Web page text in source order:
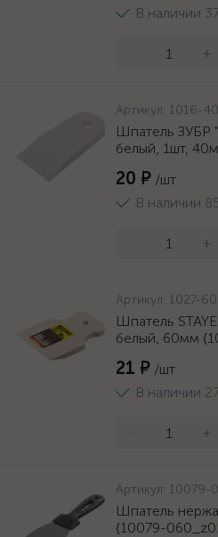
В наличии
+
Артикул: 1016-
Шпатель ЗУБР
белый, 1шт,
20 ₽ /шт
В наличии
+
Артикул: 1027-60
Шпатель
белый, 60мм
21 ₽ /шт
В наличии
+
Артикул: 10079-
Шпатель
{10079-